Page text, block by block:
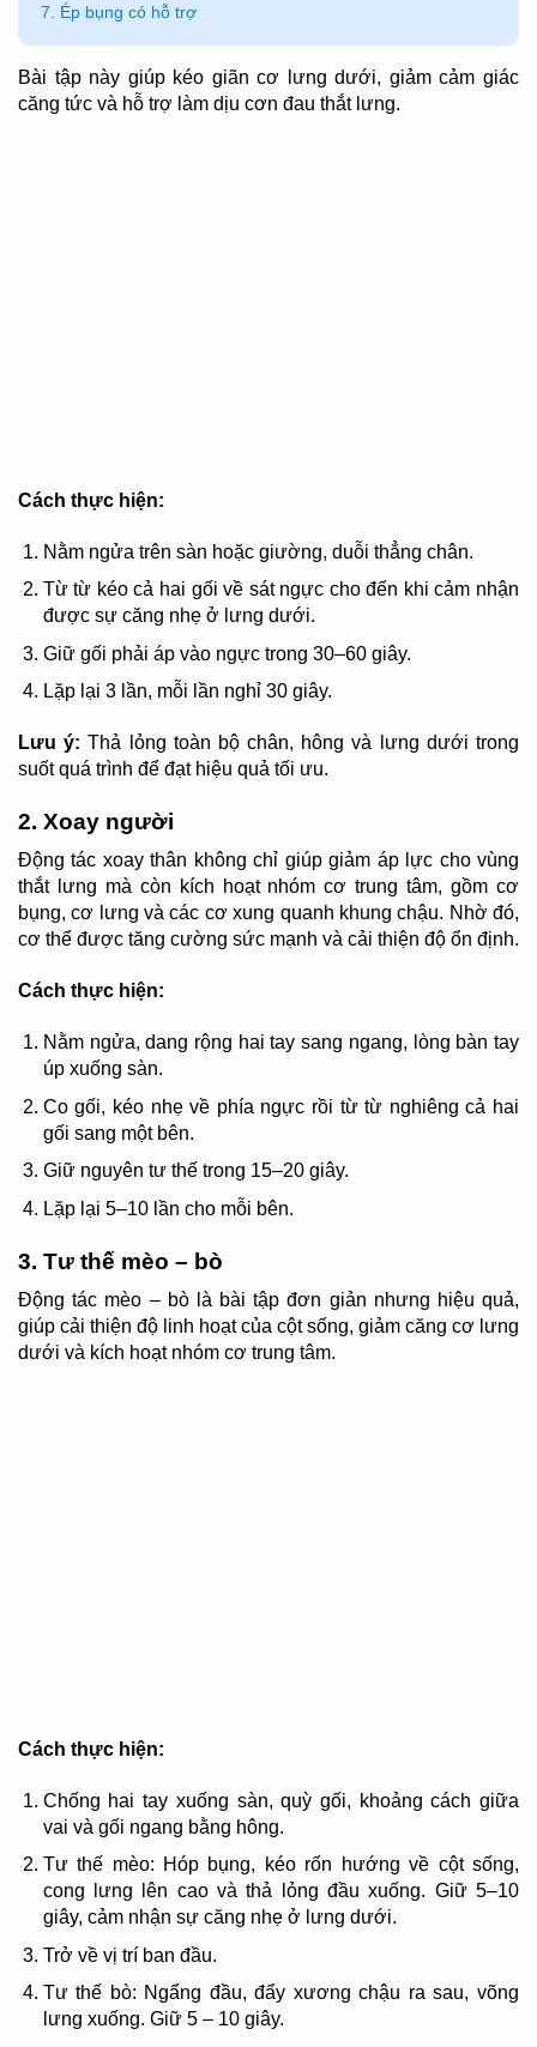
7. Ép bụng có hỗ trợ
Bài tập này giúp kéo giãn cơ lưng dưới, giảm cảm giác
căng tức và hỗ trợ làm dịu cơn đau thắt lưng.
Cách thực hiện:
Nằm ngửa trên sàn hoặc giường, duỗi thẳng chân.
Từ từ kéo cả hai gối về sát ngực cho đến khi cảm nhận
được sự căng nhẹ ở lưng dưới.
Giữ gối phải áp vào ngực trong 30–60 giây.
Lặp lại 3 lần, mỗi lần nghỉ 30 giây.
Lưu ý: Thả lỏng toàn bộ chân, hông và lưng dưới trong
suốt quá trình để đạt hiệu quả tối ưu.
2. Xoay người
Động tác xoay thân không chỉ giúp giảm áp lực cho vùng
thắt lưng mà còn kích hoạt nhóm cơ trung tâm, gồm cơ
bụng, cơ lưng và các cơ xung quanh khung chậu. Nhờ đó,
cơ thể được tăng cường sức mạnh và cải thiện độ ổn định.
Cách thực hiện:
Nằm ngửa, dang rộng hai tay sang ngang, lòng bàn tay
úp xuống sàn.
Co gối, kéo nhẹ về phía ngực rồi từ từ nghiêng cả hai
gối sang một bên.
Giữ nguyên tư thế trong 15–20 giây.
Lặp lại 5–10 lần cho mỗi bên.
3. Tư thế mèo – bò
Động tác mèo – bò là bài tập đơn giản nhưng hiệu quả,
giúp cải thiện độ linh hoạt của cột sống, giảm căng cơ lưng
dưới và kích hoạt nhóm cơ trung tâm.
Cách thực hiện:
Chống hai tay xuống sàn, quỳ gối, khoảng cách giữa
vai và gối ngang bằng hông.
Tư thế mèo: Hóp bụng, kéo rốn hướng về cột sống,
cong lưng lên cao và thả lỏng đầu xuống. Giữ 5–10
giây, cảm nhận sự căng nhẹ ở lưng dưới.
Trở về vị trí ban đầu.
Tư thế bò: Ngẩng đầu, đẩy xương chậu ra sau, võng
lưng xuống. Giữ 5 – 10 giây.